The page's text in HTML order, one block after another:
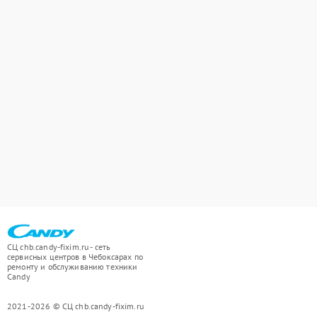
СЦ chb.candy-fixim.ru - сеть
сервисных центров в Чебоксарах по
ремонту и обслуживанию техники
Candy
2021-2026 © СЦ chb.candy-fixim.ru